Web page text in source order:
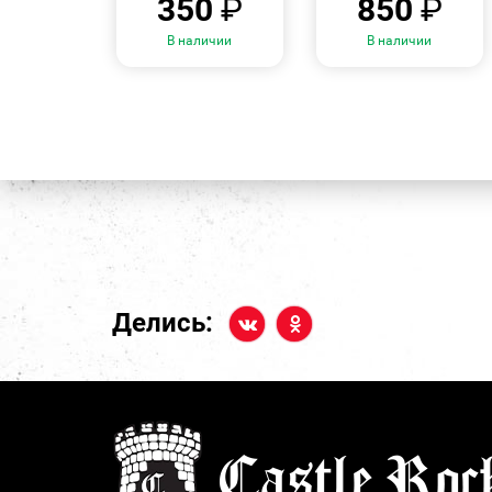
350 ₽
В наличии
850 ₽
В наличии
Делись: